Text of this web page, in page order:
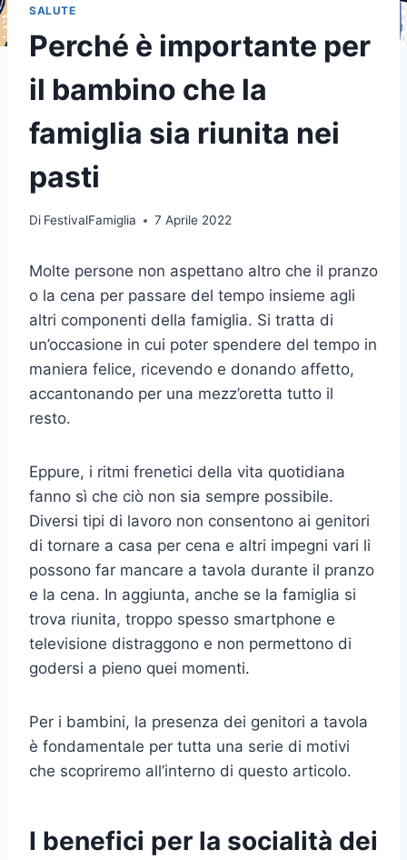
SALUTE
Perché è importante per
il bambino che la
famiglia sia riunita nei
pasti
Di FestivalFamiglia 7 Aprile 2022
Molte persone non aspettano altro che il pranzo
o la cena per passare del tempo insieme agli
altri componenti della famiglia. Si tratta di
un’occasione in cui poter spendere del tempo in
maniera felice, ricevendo e donando affetto,
accantonando per una mezz’oretta tutto il
resto.
Eppure, i ritmi frenetici della vita quotidiana
fanno sì che ciò non sia sempre possibile.
Diversi tipi di lavoro non consentono ai genitori
di tornare a casa per cena e altri impegni vari li
possono far mancare a tavola durante il pranzo
e la cena. In aggiunta, anche se la famiglia si
trova riunita, troppo spesso smartphone e
televisione distraggono e non permettono di
godersi a pieno quei momenti.
Per i bambini, la presenza dei genitori a tavola
è fondamentale per tutta una serie di motivi
che scopriremo all’interno di questo articolo.
I benefici per la socialità dei